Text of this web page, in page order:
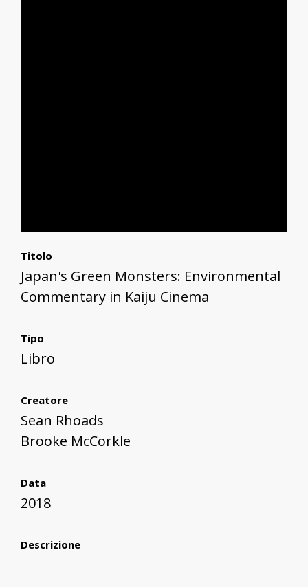
Titolo
Japan's Green Monsters: Environmental
Commentary in Kaiju Cinema
Tipo
Libro
Creatore
Sean Rhoads
Brooke McCorkle
Data
2018
Descrizione